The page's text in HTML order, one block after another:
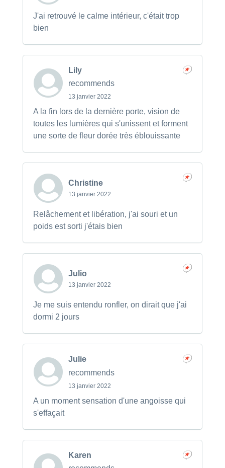
J'ai retrouvé le calme intérieur, c'était trop
bien
Lily
recommends
13 janvier 2022
A la fin lors de la dernière porte, vision de
toutes les lumières qui s'unissent et forment
une sorte de fleur dorée très éblouissante
Christine
13 janvier 2022
Relâchement et libération, j'ai souri et un
poids est sorti j'étais bien
Julio
13 janvier 2022
Je me suis entendu ronfler, on dirait que j'ai
dormi 2 jours
Julie
recommends
13 janvier 2022
A un moment sensation d'une angoisse qui
s'effaçait
Karen